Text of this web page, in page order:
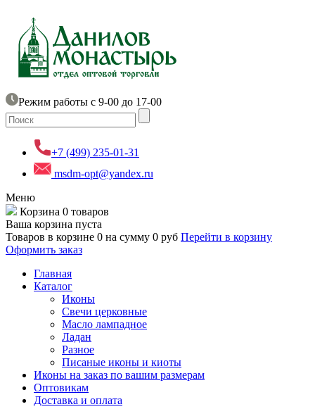
Режим работы с 9-00 до 17-00
+7 (499) 235-01-31
msdm-opt@yandex.ru
Меню
Корзина 0 товаров
Ваша корзина пуста
Товаров в корзине 0 на сумму 0 руб Перейти в корзину
Оформить заказ
Главная
Каталог
Иконы
Свечи церковные
Масло лампадное
Ладан
Разное
Писаные иконы и киоты
Иконы на заказ по вашим размерам
Оптовикам
Доставка и оплата